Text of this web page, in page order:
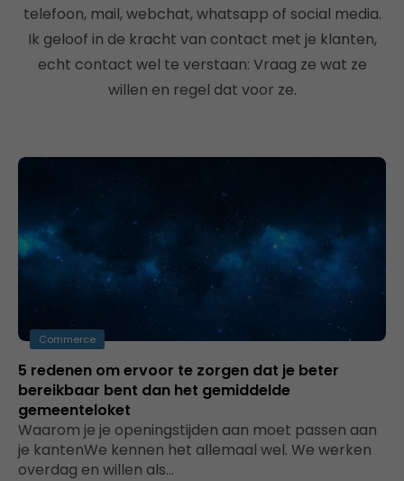
telefoon, mail, webchat, whatsapp of social media.
Ik geloof in de kracht van contact met je klanten,
echt contact wel te verstaan: Vraag ze wat ze
willen en regel dat voor ze.
Commerce
5 redenen om ervoor te zorgen dat je beter
bereikbaar bent dan het gemiddelde
gemeenteloket
Waarom je je openingstijden aan moet passen aan
je kantenWe kennen het allemaal wel. We werken
overdag en willen als…